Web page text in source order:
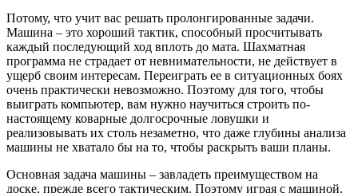
Потому, что учит вас решать пролонгированные задачи.
Машина – это хороший тактик, способный просчитывать
каждый последующий ход вплоть до мата. Шахматная
программа не страдает от невнимательности, не действует в
ущерб своим интересам. Переиграть ее в ситуационных боях
очень практически невозможно. Поэтому для того, чтобы
выиграть компьютер, вам нужно научиться строить по-
настоящему коварные долгосрочные ловушки и
реализовывать их столь незаметно, что даже глубины анализа
машины не хватало бы на то, чтобы раскрыть ваши планы.
Основная задача машины – завладеть преимуществом на
доске, прежде всего тактическим. Поэтому играя с машиной,